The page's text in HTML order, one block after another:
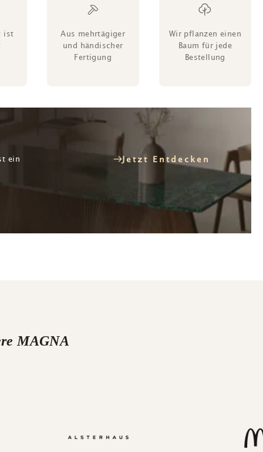
ist
Aus mehrtägiger
und händischer
Fertigung
Wir pflanzen einen
Baum für jede
Bestellung
ein Jetzt Entdecken
MAGNA